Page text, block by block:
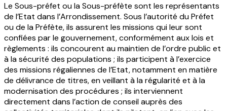
Le Sous-préfet ou la Sous-préfète sont les représentants
de l’Etat dans l’Arrondissement. Sous l’autorité du Préfet
ou de la Préfète, ils assurent les missions qui leur sont
confiées par le gouvernement, conformément aux lois et
règlements : ils concourent au maintien de l’ordre public et
à la sécurité des populations ; ils participent à l’exercice
des missions régaliennes de l’Etat, notamment en matière
de délivrance de titres, en veillant à la régularité et à la
modernisation des procédures ; ils interviennent
directement dans l’action de conseil auprès des